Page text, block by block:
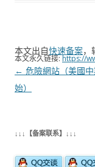
本文出自快速备案，
本文永久链接:https://
文
章
← 危險網站（美國
始）
↓↓↓【备案联系】↓↓↓